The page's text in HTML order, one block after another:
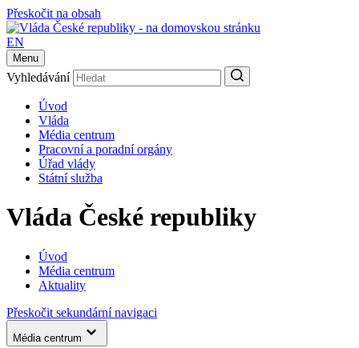
Přeskočit na obsah
EN
Menu
Vyhledávání
Úvod
Vláda
Média centrum
Pracovní a poradní orgány
Úřad vlády
Státní služba
Vláda České republiky
Úvod
Média centrum
Aktuality
Přeskočit sekundární navigaci
Média centrum